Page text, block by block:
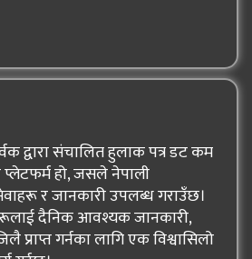
द्वारा संचालित हुलाक पत्र डट कम
हो, जसले नेपाली
र जानकारी उपलब्ध गराउँछ।
दैनिक आवश्यक जानकारी,
प्राप्त गर्नका लागि एक विश्वासिलो